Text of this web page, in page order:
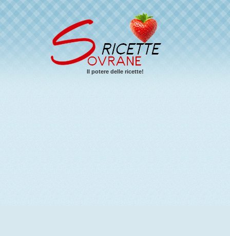
Il potere delle ricette!